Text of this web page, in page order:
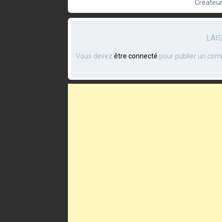
Vous devez être connecté pour publier un